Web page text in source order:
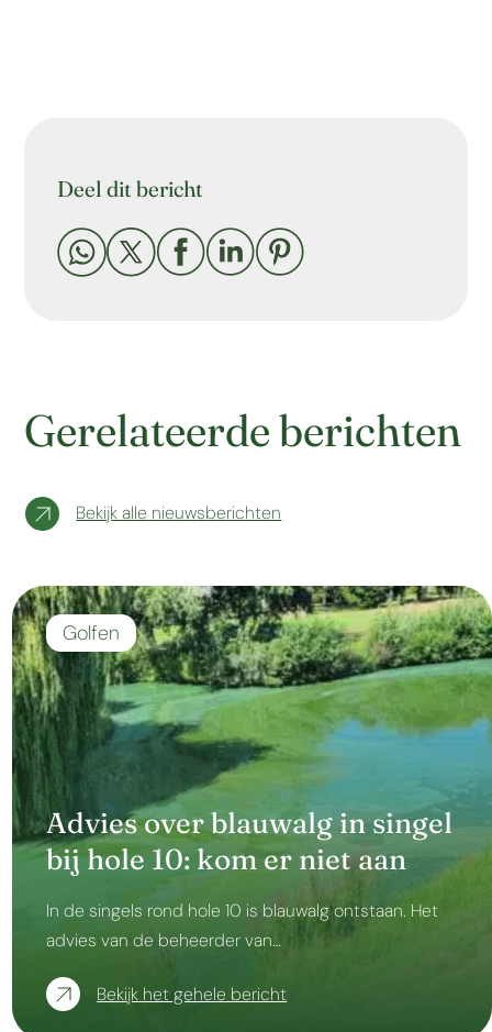
Deel dit bericht
    
Gerelateerde berichten
Bekijk alle nieuwsberichten
Advies over blauwalg in singel
bij hole 10: kom er niet aan
Golfen
In de singels rond hole 10 is blauwalg ontstaan. Het
advies van de beheerder van…
Bekijk het gehele bericht